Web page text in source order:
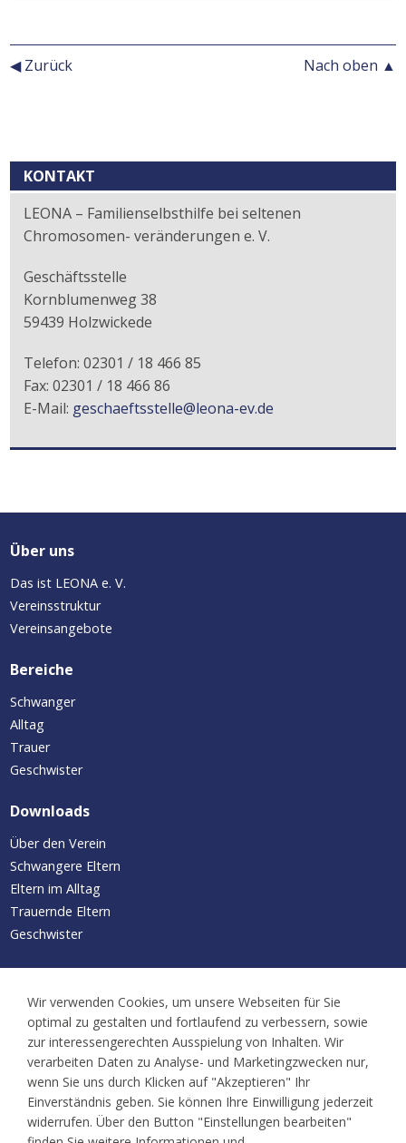
◀ Zurück Nach oben ▲
Kontext
KONTAKT
LEONA – Familienselbsthilfe bei seltenen
Chromosomen- veränderungen e. V.
Geschäftsstelle
Kornblumenweg 38
59439 Holzwickede
Telefon: 02301 / 18 466 85
Fax: 02301 / 18 466 86
E-Mail: geschaeftsstelle@leona-ev.de
Über uns
Das ist LEONA e. V.
Vereinsstruktur
Vereinsangebote
Bereiche
Schwanger
Alltag
Trauer
Geschwister
Downloads
Über den Verein
Schwangere Eltern
Eltern im Alltag
Trauernde Eltern
Geschwister
Neuigkeiten
Kalender
Familientreffen
Ansprechpartner
Wir verwenden Cookies, um unsere Webseiten für Sie
optimal zu gestalten und fortlaufend zu verbessern, sowie
zur interessengerechten Ausspielung von Inhalten. Wir
verarbeiten Daten zu Analyse- und Marketingzwecken nur,
wenn Sie uns durch Klicken auf "Akzeptieren" Ihr
Einverständnis geben. Sie können Ihre Einwilligung jederzeit
widerrufen. Über den Button "Einstellungen bearbeiten"